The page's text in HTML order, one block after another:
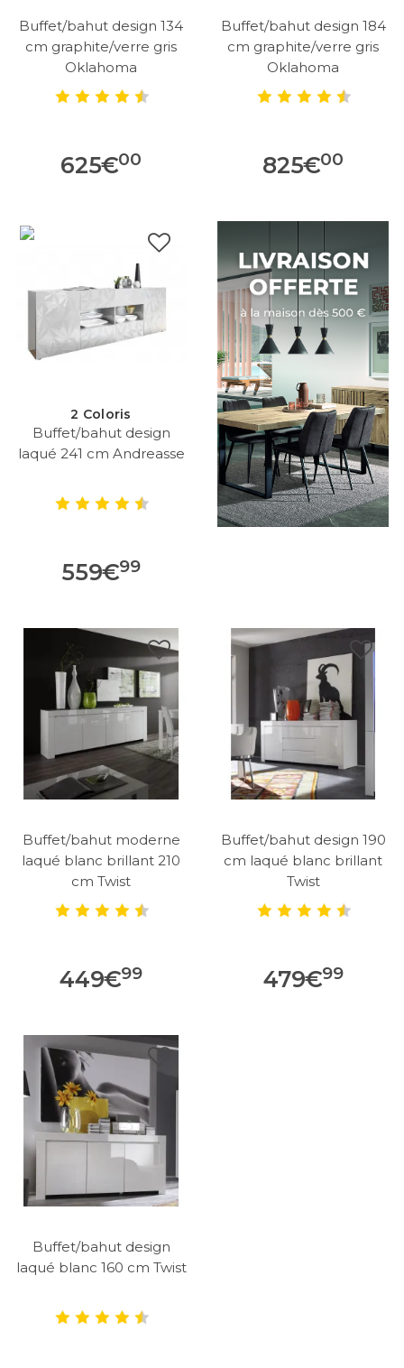
Buffet/bahut design 134
cm graphite/verre gris
Oklahoma
625€00
Buffet/bahut design 184
cm graphite/verre gris
Oklahoma
825€00
2 Coloris
Buffet/bahut design
laqué 241 cm Andreasse
559€99
Buffet/bahut moderne
laqué blanc brillant 210
cm Twist
449€99
Buffet/bahut design 190
cm laqué blanc brillant
Twist
479€99
Buffet/bahut design
laqué blanc 160 cm Twist